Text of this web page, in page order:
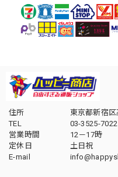
住所
東京都新宿
TEL
03-3525-7022
営業時間
12－17時
定休日
土日祝
E-mail